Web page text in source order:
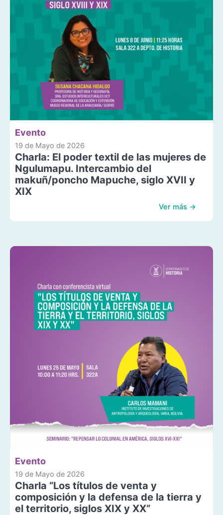
Evento
19 de Mayo de 2026
Charla: El poder textil de las mujeres de
Ngulumapu. Intercambio del
makuñ/poncho Mapuche, siglo XVII y
XIX
Ver más →
Evento
19 de Mayo de 2026
Charla “Los títulos de venta y
composición y la defensa de la tierra y
el territorio, siglos XIX y XX”